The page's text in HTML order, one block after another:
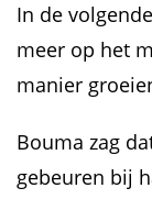
In de
meer op het
manier
Bouma zag
gebeuren bij